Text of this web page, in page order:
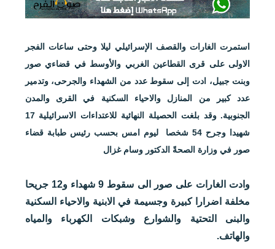
استمرت الغارات والقصف الإسرائيلي ليلا وحتى ساعات الفجر
الاولى على قرى القطاعين الغربي والأوسط في قضاءي صور
وبنت جبيل، ادت إلى سقوط عدد من الشهداء والجرحى، وتدمير
عدد كبير من المنازل والاحياء السكنية في القرى والمدن
الجنوبية. وقد بلغت الحصيلة النهائية للاعتداءات الاسرائيلية 17
شهيدا وجرح 54 شخصا ليوم امس بحسب رئيس طبابة قضاء
صور في وزارة الصحةً الدكتور وسام غزال
وادت الغارات على صور الى سقوط 9 شهداء و12 جريحا
مخلفة اضرارا كبيرة وجسيمة في الابنية والاحياء السكنية
والبنى التحتية والشوارع وشبكات الكهرباء والمياه
والهاتف.